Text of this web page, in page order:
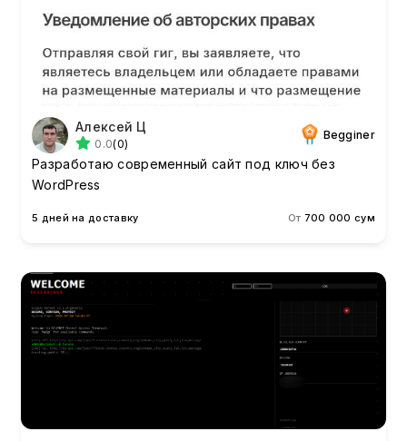
Алексей Ц
0.0(0)
Begginer
Разработаю современный сайт под ключ без
WordPress
5 дней на доставку От 700 000 сум